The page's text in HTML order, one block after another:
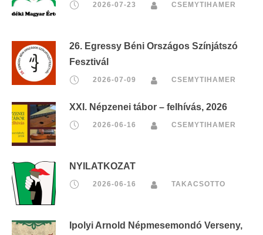
2026-07-23 CSEMYTIHAMER
26. Egressy Béni Országos Színjátszó
Fesztivál
2026-07-09 CSEMYTIHAMER
XXI. Népzenei tábor – felhívás, 2026
2026-06-16 CSEMYTIHAMER
NYILATKOZAT
2026-06-16 TAKACSOTTO
Ipolyi Arnold Népmesemondó Verseny,